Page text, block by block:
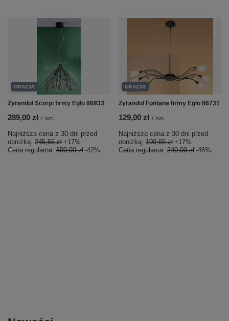
OKAZJA
Żyrandol Scorpi firmy Eglo 86933
289,00 zł / szt.
Najniższa cena z 30 dni przed
obniżką: 245,65 zł +17%
Cena regularna: 500,00 zł -42%
OKAZJA
Żyrandol Fontana firmy Eglo 86731
129,00 zł / szt.
Najniższa cena z 30 dni przed
obniżką: 109,65 zł +17%
Cena regularna: 240,00 zł -46%